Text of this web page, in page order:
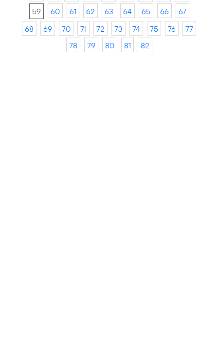
59
60 61 62 63 64 65 66
67
68
69 70 71 72 73 74 75 76
77
78
79 80 81 82